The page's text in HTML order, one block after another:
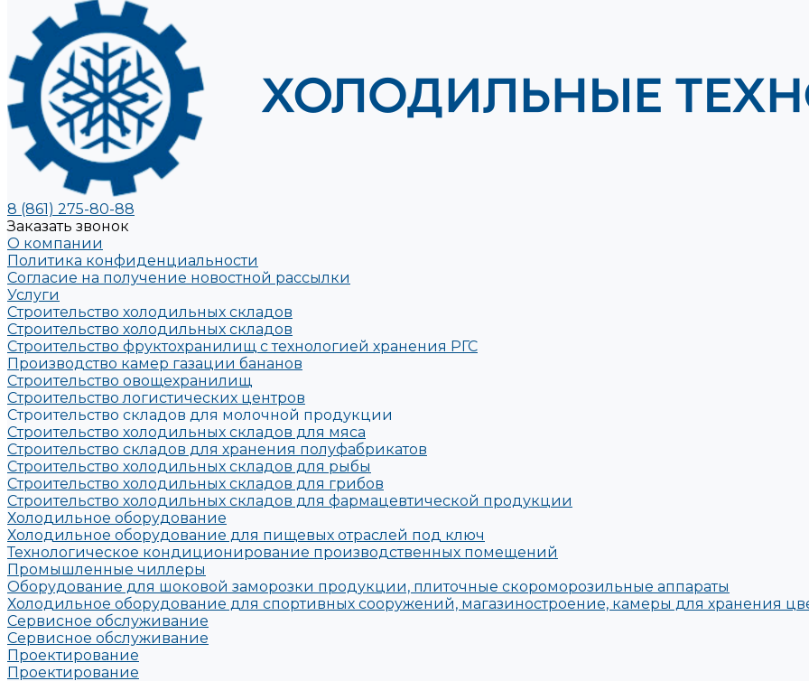
8 (861) 275-80-88
Заказать звонок
О компании
Политика конфиденциальности
Согласие на получение новостной рассылки
Услуги
Строительство холодильных складов
Строительство холодильных складов
Строительство фруктохранилищ с технологией хранения РГС
Производство камер газации бананов
Строительство овощехранилищ
Строительство логистических центров
Строительство складов для молочной продукции
Строительство холодильных складов для мяса
Строительство складов для хранения полуфабрикатов
Строительство холодильных складов для рыбы
Строительство холодильных складов для грибов
Строительство холодильных складов для фармацевтической продукции
Холодильное оборудование
Холодильное оборудование для пищевых отраслей под ключ
Технологическое кондиционирование производственных помещений
Промышленные чиллеры
Оборудование для шоковой заморозки продукции, плиточные скороморозильные аппараты
Холодильное оборудование для спортивных сооружений, магазиностроение, камеры для хранения
Сервисное обслуживание
Сервисное обслуживание
Проектирование
Проектирование